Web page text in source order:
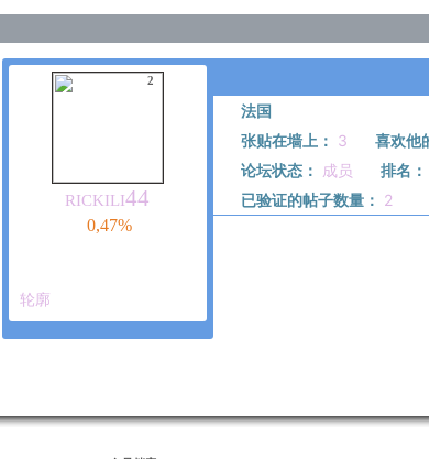
2
rickili44
0,47%
轮廓
法国
张贴在墙上： 3 喜欢他
论坛状态：
成员 排名：
已验证的帖子数量： 2